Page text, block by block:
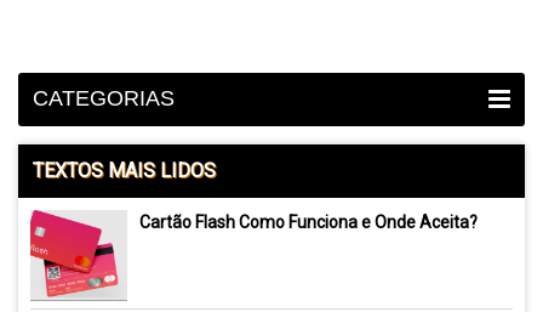
CATEGORIAS
TEXTOS MAIS LIDOS
Cartão Flash Como Funciona e Onde Aceita?